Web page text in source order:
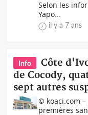
Selon les
Yapo...
il y a 7 ans
Info
Côte
de Cocody,
sept autres
© koaci.com –
premières